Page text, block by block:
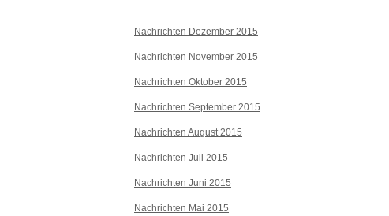
Nachrichten Dezember 2015
Nachrichten November 2015
Nachrichten Oktober 2015
Nachrichten September 2015
Nachrichten August 2015
Nachrichten Juli 2015
Nachrichten Juni 2015
Nachrichten Mai 2015